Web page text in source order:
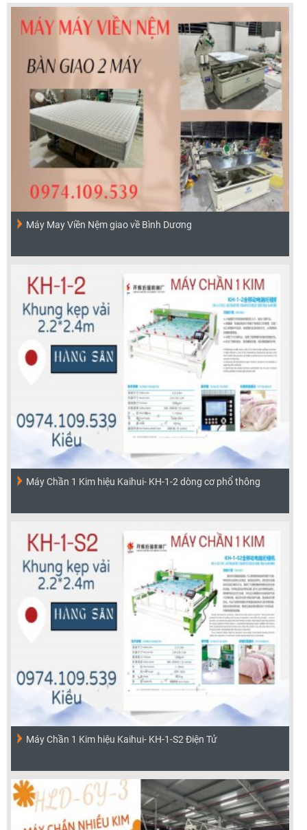
Máy May Viền Nệm giao về Bình Dương
Máy Chần 1 Kim hiệu Kaihui- KH-1-2 dòng cơ phổ thông
Máy Chần 1 Kim hiệu Kaihui- KH-1-S2 Điện Tử